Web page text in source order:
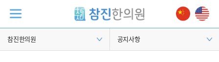
참진한의원 공지사항